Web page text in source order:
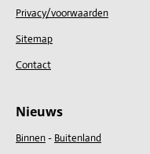
Privacy/voorwaarden
Sitemap
Contact
Nieuws
Binnen- Buitenland